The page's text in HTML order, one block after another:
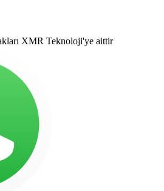
XMR Teknoloji'ye aittir